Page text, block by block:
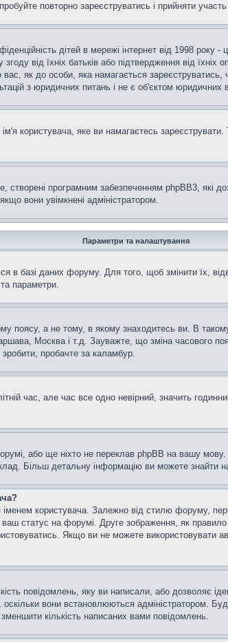
повторно зареєструватись і прийняти участь
дітей в мережі інтернет від 1998 року
від їхніх батьків або підтвердження від їхніх
як до особи, яка намагається
з юридичних питань і не є об'єктом юридичних
користувача, яке ви намагаєтесь
програмним забезпеченням phpBB3, які
вони увімкнені адміністратором.
Параметри та налаштування
в базі даних форуму. Для того, щоб змінити їх,
параметри.
поясу, а не тому, в якому знаходитесь ви. В
Москва і т.д. Зауважте, що зміна часового
пробачте за каламбур.
час, але час все одно невірний, значить
або ще ніхто не переклав phpBB на вашу
Більш детальну інформацію ви можете знайти
користувача. Залежно від стилю форуму,
статус на форумі. Друге зображення, як
Якщо ви не можете використовувати
повідомлень, яку ви написали, або дозволяє
вони встановлюються адміністратором.
кількість написаних вами повідомлень.